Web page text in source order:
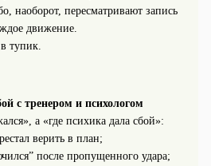
наоборот, пересматривают запись
движение.
тупик.
с тренером и психологом
а «где психика дала сбой»:
верить в план;
после пропущенного удара;